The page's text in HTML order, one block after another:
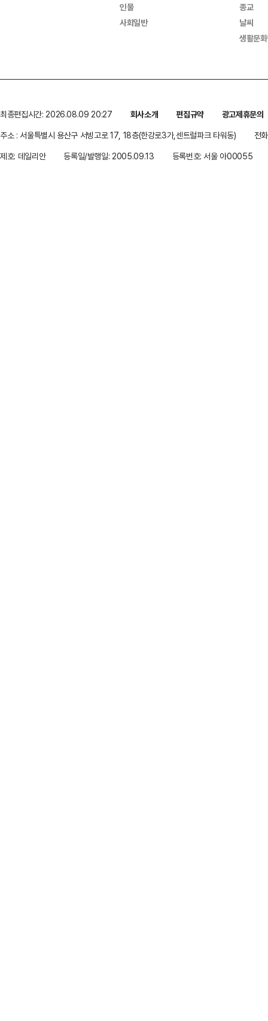
인물
사회일반
종교
날씨
생활문
최종편집시간: 2026.08.09 20:27 회사소개 편집규약
광고제휴문의
주소 : 서울특별시 용산구 서빙고로 17, 18층(한강로3가,센트럴파크 타워동)
전
제호: 데일리안
등록일/발행일: 2005.09.13 등록번호: 서울 아00055